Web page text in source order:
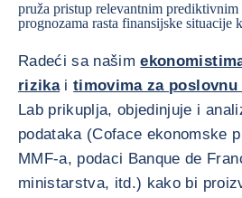
pruža pristup relevantnim
prognozama rasta finansijske situacije
Radeći sa našim
rizikaitimovima za
Lab prikuplja, objedinjuje i
podataka (Coface ekonomske
MMF-a, podaci Banque de
ministarstva, itd.) kako bi